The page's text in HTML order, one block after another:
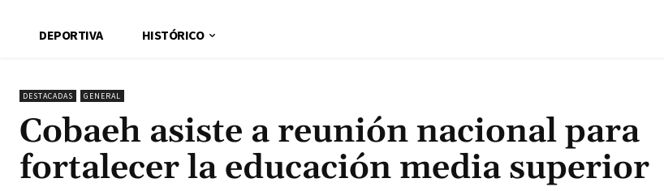
DEPORTIVA HISTÓRICO
DESTACADAS GENERAL
Cobaeh asiste a reunión nacional para
fortalecer la educación media superior